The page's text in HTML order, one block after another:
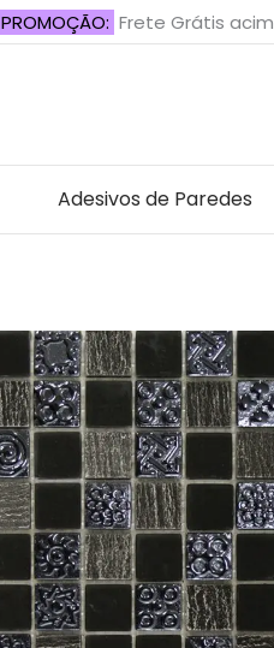
PROMOÇÃO: Frete Grátis
Adesivos de Paredes